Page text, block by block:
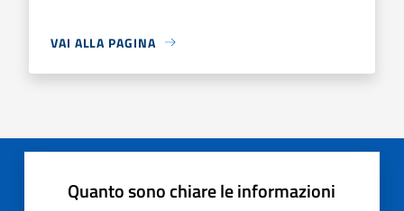
VAI ALLA PAGINA
Quanto sono chiare le informazioni